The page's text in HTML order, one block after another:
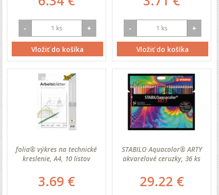
- +
Vložiť do košíka
- +
Vložiť do košíka
folia® výkres na technické
kreslenie, A4, 10 listov
3.69 €
STABILO Aquacolor® ARTY
akvarelové ceruzky, 36 ks
29.22 €